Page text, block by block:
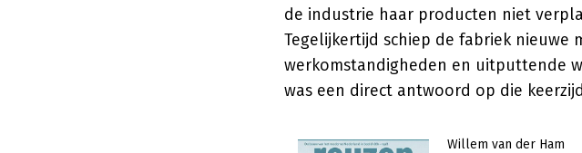
de industrie haar producten niet
Tegelijkertijd schiep de fabriek nieuwe
werkomstandigheden en uitputtende
was een direct antwoord op die
Willem van der Ham